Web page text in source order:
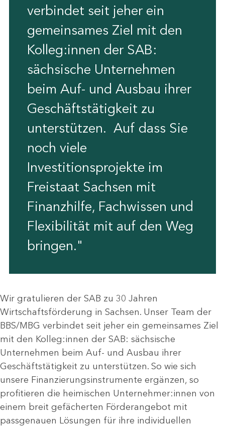
verbindet seit jeher ein
gemeinsames Ziel mit den
Kolleg:innen der SAB:
sächsische Unternehmen
beim Auf- und Ausbau ihrer
Geschäftstätigkeit zu
unterstützen. Auf dass Sie
noch viele
Investitionsprojekte im
Freistaat Sachsen mit
Finanzhilfe, Fachwissen und
Flexibilität mit auf den Weg
bringen."
Wir gratulieren der SAB zu 30 Jahren
Wirtschaftsförderung in Sachsen. Unser Team der
BBS/MBG verbindet seit jeher ein gemeinsames Ziel
mit den Kolleg:innen der SAB: sächsische
Unternehmen beim Auf- und Ausbau ihrer
Geschäftstätigkeit zu unterstützen. So wie sich
unsere Finanzierungsinstrumente ergänzen, so
profitieren die heimischen Unternehmer:innen von
einem breit gefächerten Förderangebot mit
passgenauen Lösungen für ihre individuellen